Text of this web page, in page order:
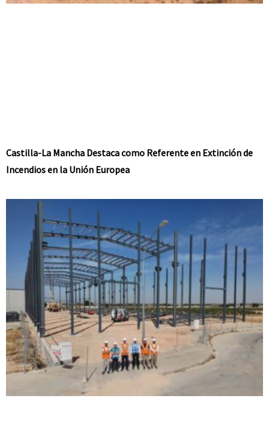
Castilla-La Mancha Destaca como Referente en Extinción de
Incendios en la Unión Europea